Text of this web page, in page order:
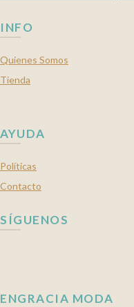
INFO
Quienes Somos
Tienda
AYUDA
Políticas
Contacto
SÍGUENOS
ENGRACIA MODA